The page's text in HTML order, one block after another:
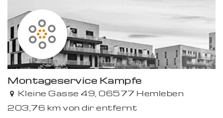
Montageservice Kämpfe
Kleine Gasse 49, 06577 Hemleben
203,76 km von dir entfernt